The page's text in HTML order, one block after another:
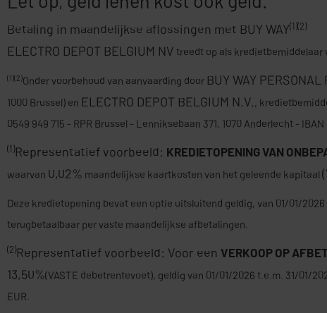
Betaling in maandelijkse aflossingen met BUY WAY(1)(2)
ELECTRO DEPOT BELGIUM NV treedt op als kredietbemiddelaar
(1)(2)Onder voorbehoud van aanvaarding door BUY WAY PERSONAL
1000 Brussel) en ELECTRO DEPOT BELGIUM N.V.,
0549 949 715 - RPR Brussel - Lenniksebaan 371, 1070 Anderlecht - IBAN
(1)Representatief voorbeeld: KREDIETOPENING VAN
waarvan 0,02% maandelijkse kaartkosten van het geleende kapitaal
Deze kredietopening bevat een optie uitsluitend geldig, van 01/01/
terugbetaalbaar per vaste maandelijkse afbetalingen.
(2)Representatief voorbeeld: Voor een VERKOOP OP
13,50%(VASTE debetrentevoet), geldig van 01/01/2026 t.e.m. 31/01/
EUR.